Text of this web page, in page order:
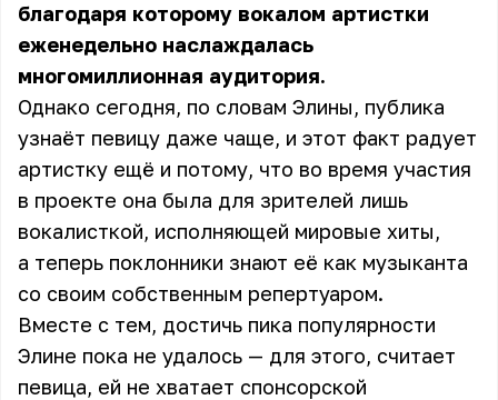
благодаря которому вокалом артистки
еженедельно наслаждалась
многомиллионная аудитория.
Однако сегодня, по словам Элины, публика
узнаёт певицу даже чаще, и этот факт радует
артистку ещё и потому, что во время участия
в проекте она была для зрителей лишь
вокалисткой, исполняющей мировые хиты,
а теперь поклонники знают её как музыканта
со своим собственным репертуаром.
Вместе с тем, достичь пика популярности
Элине пока не удалось — для этого, считает
певица, ей не хватает спонсорской